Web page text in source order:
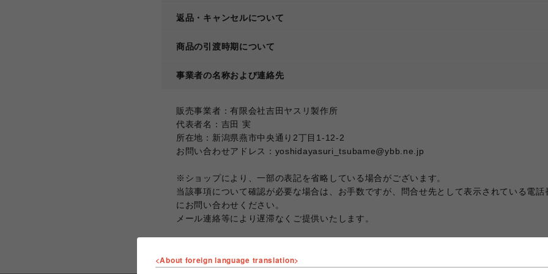
返品・キャンセルについて
商品の引渡時期について
事業者の名称および連絡先
販売事業者：有限会社吉田ヤスリ製作所
代表者名：吉田 実
所在地：新潟県燕市中央通り2丁目1-12-2
お問い合わせアドレス：yoshidayasuri_tsubame@ybb.ne.jp
※ショップにより、一部の表記を省略している場合がございます。
当該事項について確認が必要な場合は、お手数ですが、問合せ先として表示されている電話
にお問い合わせください。
メール連絡等により遅滞なくご提供いたします。
<About foreign language translation>